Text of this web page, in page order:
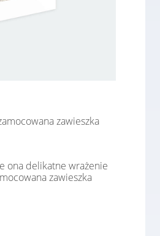
zawieszka
ona delikatne wrażenie
zawieszka